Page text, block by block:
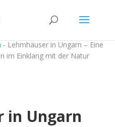
- Lehmhäuser in Ungarn – Eine
im Einklang mit der Natur
in Ungarn